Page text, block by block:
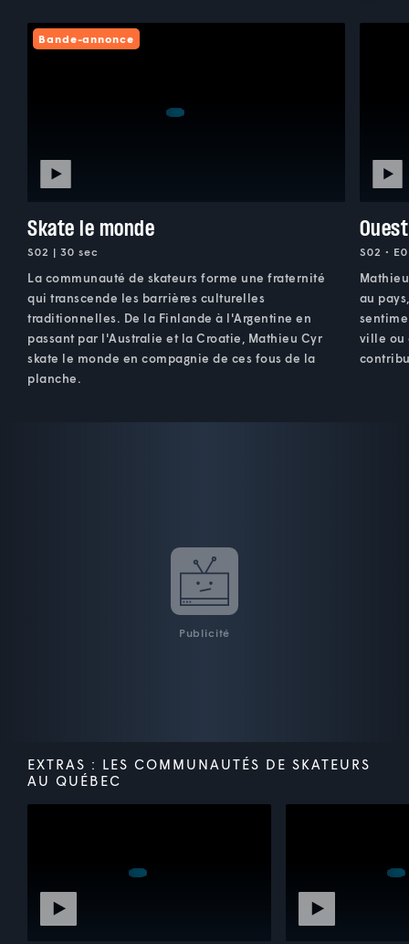
Bande-annonce
Skate le monde
S02 | 30 sec
La communauté de skateurs forme une fraternité
qui transcende les barrières culturelles
traditionnelles. De la Finlande à l'Argentine en
passant par l'Australie et la Croatie, Mathieu Cyr
skate le monde en compagnie de ces fous de la
planche.
S02 •
au
ville ou
Publicité
EXTRAS : LES COMMUNAUTÉS DE SKATEURS
AU QUÉBEC